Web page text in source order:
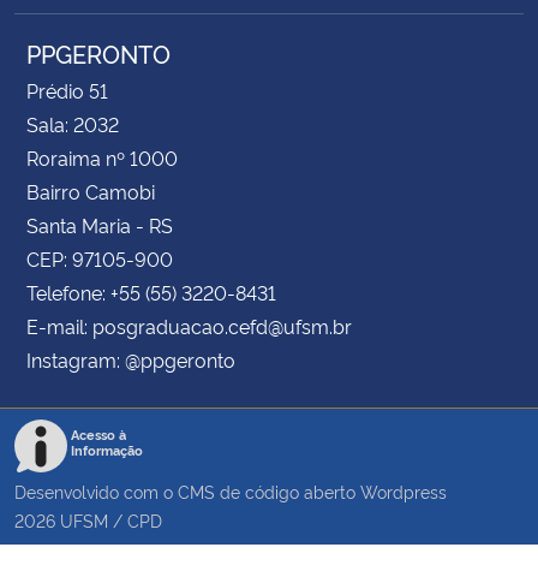
PPGERONTO
Prédio 51
Sala: 2032
Roraima nº 1000
Bairro Camobi
Santa Maria - RS
CEP: 97105-900
Telefone: +55 (55) 3220-8431
E-mail: posgraduacao.cefd@ufsm.br
Instagram: @ppgeronto
Acesso à
Informação
Desenvolvido com o CMS de código aberto Wordpress
2026 UFSM / CPD